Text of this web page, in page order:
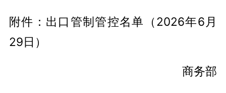
附件：出口管制管控名单（2026年6月
29日）
商务部